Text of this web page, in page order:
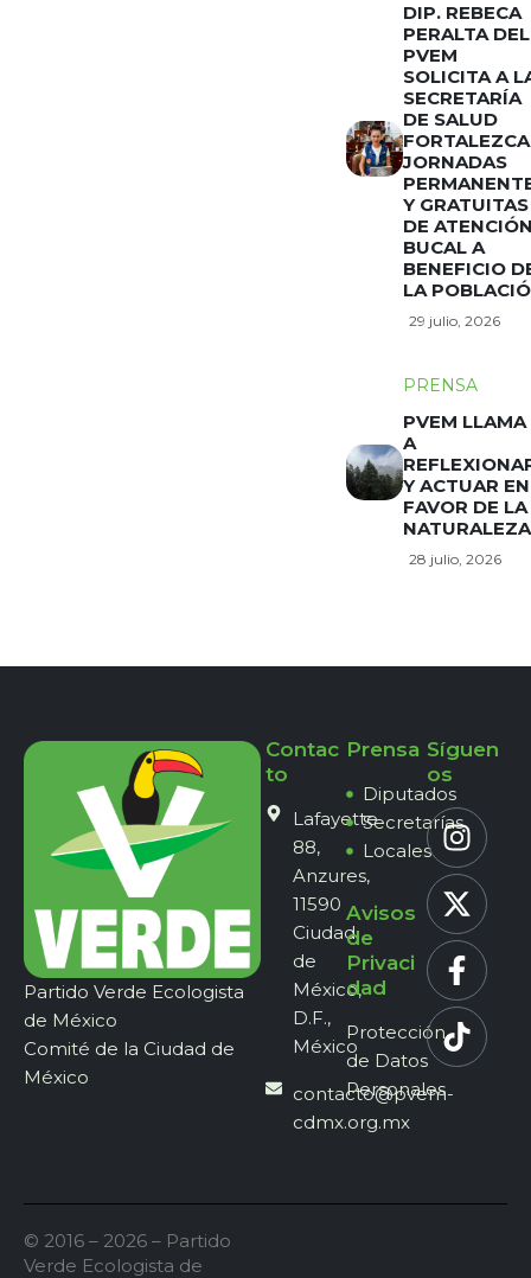
DIP. REBECA
PERALTA DEL
PVEM
SOLICITA A
SECRETARÍA
DE SALUD
FORTALEZCA
JORNADAS
Y GRATUITAS
DE
BUCAL A
BENEFICIO
LA
29 julio, 2026
PRENSA
PVEM LLAMA
A
Y ACTUAR EN
FAVOR DE LA
NATURALEZA
28 julio, 2026
Partido Verde Ecologista
de México
Comité de la Ciudad de
México
Contac
to
Lafayette
88,
Anzures,
11590
Ciudad
de
México,
D.F.,
México
contacto@pvem-
cdmx.org.mx
Prensa
Diputados
Secretarías
Locales
Avisos
de
Privaci
dad
Protección
de Datos
Personales
Síguen
os
© 2016 – 2026 – Partido
Verde Ecologista de